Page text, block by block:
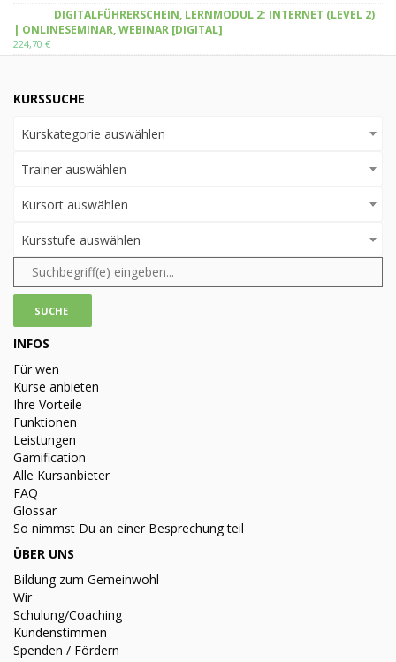
DIGITALFÜHRERSCHEIN, LERNMODUL 2: INTERNET (LEVEL 2)
| ONLINESEMINAR, WEBINAR [DIGITAL]
224,70 €
KURSSUCHE
Kurskategorie auswählen
Trainer auswählen
Kursort auswählen
Kursstufe auswählen
INFOS
Für wen
Kurse anbieten
Ihre Vorteile
Funktionen
Leistungen
Gamification
Alle Kursanbieter
FAQ
Glossar
So nimmst Du an einer Besprechung teil
ÜBER UNS
Bildung zum Gemeinwohl
Wir
Schulung/Coaching
Kundenstimmen
Spenden / Fördern